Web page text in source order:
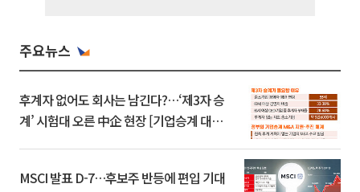
주요뉴스
후계자 없어도 회사는 남긴다?…‘제3자 승
계’ 시험대 오른 中企 현장 [기업승계 대전
MSCI 발표 D-7…후보주 반등에 편입 기대